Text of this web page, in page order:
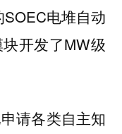
电堆自动
开发了MW级
请各类自主知